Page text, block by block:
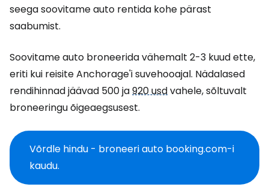
seega soovitame auto rentida kohe pärast
saabumist.
Soovitame auto broneerida vähemalt 2-3 kuud ette,
eriti kui reisite Anchorage'i suvehooajal. Nädalased
rendihinnad jäävad 500 ja920 usdvahele, sõltuvalt
broneeringu õigeaegsusest.
Võrdle hindu - broneeri auto booking.com-i
kaudu.